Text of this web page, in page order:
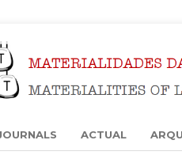
ACTUAL